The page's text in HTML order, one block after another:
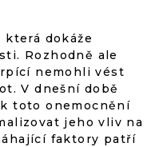
dokáže
Rozhodně ale
nemohli vést
V dnešní době
toto onemocnění
jeho vliv na
faktory patří